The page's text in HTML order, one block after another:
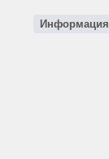
Информация